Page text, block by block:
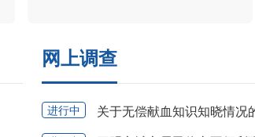
网上调查
进行中 关于无偿献血知识知晓情况